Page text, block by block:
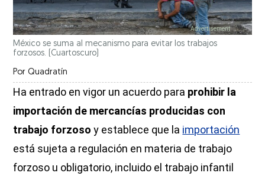
México se suma al mecanismo para evitar los trabajos
forzosos.
(Cuartoscuro)
Por Quadratín
Ha entrado en vigor un acuerdo para prohibir la
importación de mercancías producidas con
trabajo forzoso y establece que la importación
está sujeta a regulación en materia de trabajo
forzoso u obligatorio, incluido el trabajo infantil